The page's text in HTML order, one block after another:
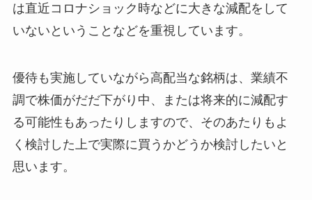
は直近コロナショック時などに大きな減配をして
いないということなどを重視しています。
優待も実施していながら高配当な銘柄は、業績不
調で株価がだだ下がり中、または将来的に減配す
る可能性もあったりしますので、そのあたりもよ
く検討した上で実際に買うかどうか検討したいと
思います。